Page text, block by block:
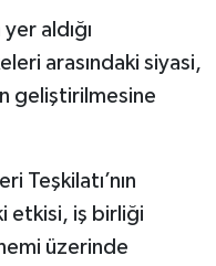
yer aldığı
arasındaki siyasi,
geliştirilmesine
Teşkilatı’nın
etkisi, iş birliği
üzerinde